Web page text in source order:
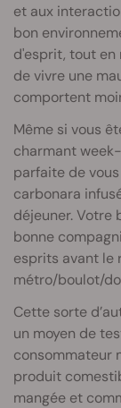
et aux
bon
d'esprit, tout en
de vivre une
comportent
Même si vous
charmant
parfaite de
carbonara
déjeuner. Votre
bonne
esprits avant le
métro/boulot/
Cette sorte
un moyen de
consommateur
produit
mangée et